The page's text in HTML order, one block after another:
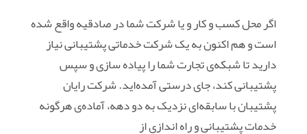
اگر محل کسب و کار و یا شرکت شما در صادقیه واقع شده
است و هم اکنون به یک شرکت خدماتی پشتیبانی نیاز
دارید تا شبکه‌ی تجارت شما را پیاده سازی و سپس
پشتیبانی کند، جای درستی آمده‌اید. شرکت رایان
پشتیبان با سابقه‌ای نزدیک به دو دهه، آماده‌ی هرگونه
خدمات پشتیبانی و راه اندازی از